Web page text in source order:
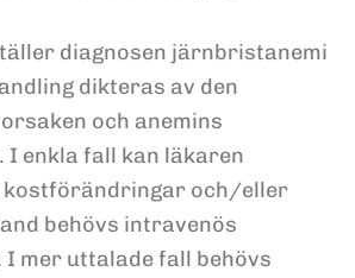
diagnosen järnbristanemi
dikteras av den
och anemins
enkla fall kan läkaren
kostförändringar och/eller
behövs intravenös
mer uttalade fall behövs